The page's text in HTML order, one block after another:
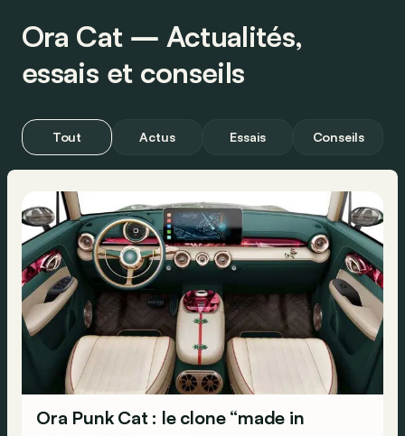
Ora Cat ― Actualités,
essais et conseils
Tout Actus Essais Conseils
Ora Punk Cat : le clone “made in